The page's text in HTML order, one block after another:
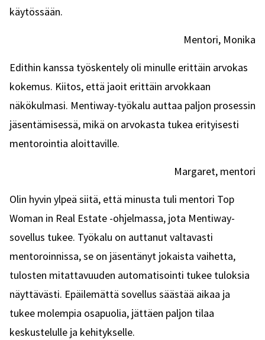
käytössään.
Mentori, Monika
Edithin kanssa työskentely oli minulle erittäin arvokas
kokemus. Kiitos, että jaoit erittäin arvokkaan
näkökulmasi. Mentiway-työkalu auttaa paljon prosessin
jäsentämisessä, mikä on arvokasta tukea erityisesti
mentorointia aloittaville.
Margaret, mentori
Olin hyvin ylpeä siitä, että minusta tuli mentori Top
Woman in Real Estate -ohjelmassa, jota Mentiway-
sovellus tukee. Työkalu on auttanut valtavasti
mentoroinnissa, se on jäsentänyt jokaista vaihetta,
tulosten mitattavuuden automatisointi tukee tuloksia
näyttävästi. Epäilemättä sovellus säästää aikaa ja
tukee molempia osapuolia, jättäen paljon tilaa
keskustelulle ja kehitykselle.